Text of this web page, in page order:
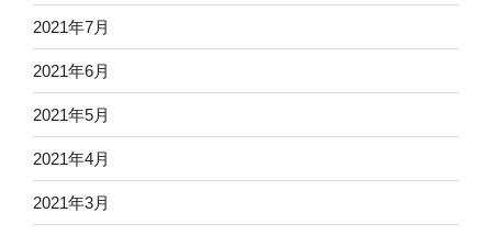
2021年7月
2021年6月
2021年5月
2021年4月
2021年3月